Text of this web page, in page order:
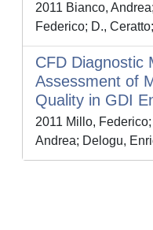
2011 Bianco,
Federico; D.,
CFD Diagnostic
Assessment of
Quality in GDI
2011 Millo,
Andrea; Delogu,